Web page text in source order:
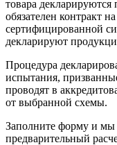
товара
обязателен контракт
сертифицированной
декларируют
Процедура
испытания,
проводят в
от выбранной схемы.
Заполните форму и мы
предварительный